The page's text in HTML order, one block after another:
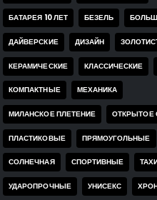
БАТАРЕЯ 10 ЛЕТ БЕЗЕЛЬ
ДАЙВЕРСКИЕ ДИЗАЙН
КЕРАМИЧЕСКИЕ КЛАССИЧЕСКИЕ
КОМПАКТНЫЕ МЕХАНИКА
МИЛАНСКОЕ ПЛЕТЕНИЕ ОТКРЫТОЕ
ПЛАСТИКОВЫЕ ПРЯМОУГОЛЬНЫЕ
СОЛНЕЧНАЯ СПОРТИВНЫЕ
УДАРОПРОЧНЫЕ УНИСЕКС